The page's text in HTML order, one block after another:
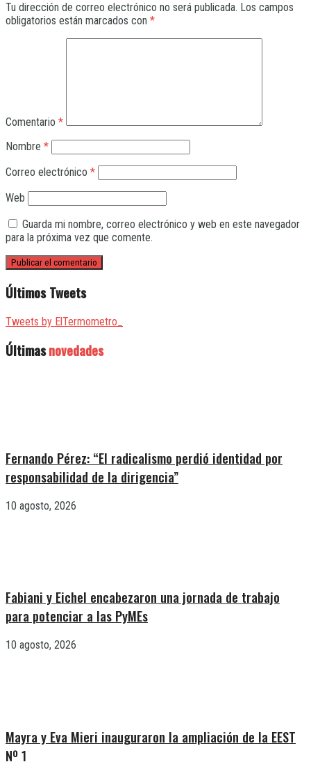
Tu dirección de correo electrónico no será publicada. Los campos
obligatorios están marcados con *
Comentario *
Nombre *
Correo electrónico *
Web
Guarda mi nombre, correo electrónico y web en este navegador
para la próxima vez que comente.
Últimos Tweets
Tweets by ElTermometro_
Últimasnovedades
Fernando Pérez: “El radicalismo perdió identidad por
responsabilidad de la dirigencia”
10 agosto, 2026
Fabiani y Eichel encabezaron una jornada de trabajo
para potenciar a las PyMEs
10 agosto, 2026
Mayra y Eva Mieri inauguraron la ampliación de la EEST
Nº 1